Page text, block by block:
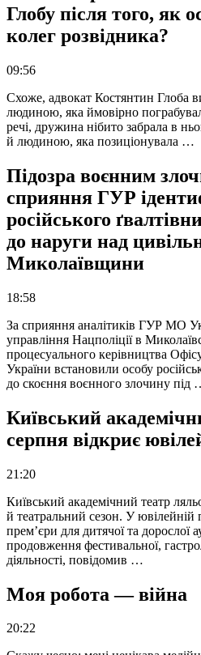
Глобу після того, як
колег розвідника?
09:56
Схоже, адвокат Костянтин Глоба
людиною, яка ймовірно
речі, дружина нібито забрала в
й людиною, яка позиціонувала …
Підозра воєнним
сприяння ГУР
російського
до наруги над
Миколаївщини
18:58
За сприяння аналітиків ГУР МО
управління Нацполіції в
процесуального керівництва
України встановили особу
до скоєння воєнного злочину під
Київський
серпня відкриє
21:20
Київський академічний театр
й театральний сезон. У ювілейній
прем’єри для дитячої та дорослої
продовження фестивальної,
діяльності, повідомив …
Моя робота — війна
20:22